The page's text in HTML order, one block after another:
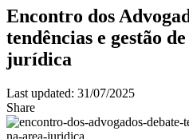
Encontro dos
tendências e gestão
jurídica
Last updated: 31/07/2025
Share